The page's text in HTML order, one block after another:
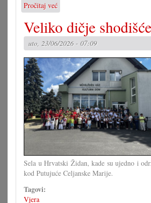
Pročitaj već
Rože
i
druge
kraljice
vrta
Veliko dičje shodišće
uto, 23/06/2026 - 07:09
Sela u Hrvatski Židan, kade su ujedno i
kod Putujuće Celjanske Marije.
Tagovi:
Vjera